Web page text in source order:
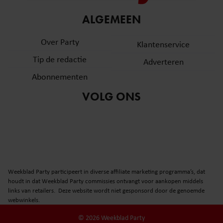
partners voor social media, adverteren en analyse. Deze
informatie die u aan ze heeft verstrekt of die ze hebben
verzameld op basis van uw gebruik van hun services. U
gebruiken.
ALGEMEEN
Over Party
Tip de redactie
Abonnementen
Klantenservice
Adverteren
VOLG ONS
Weekblad Party participeert in diverse affiliate marketing programma’s, dat
houdt in dat Weekblad Party commissies ontvangt voor aankopen middels
links van retailers. Deze website wordt niet gesponsord door de genoemde
webwinkels.
© 2026 Weekblad Party